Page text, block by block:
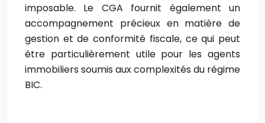
imposable. Le CGA fournit également un
accompagnement précieux en matière de
gestion et de conformité fiscale, ce qui peut
être particulièrement utile pour les agents
immobiliers soumis aux complexités du régime
BIC.